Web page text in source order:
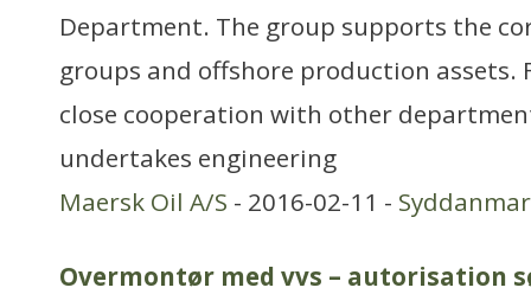
Department. The group supports the
groups and offshore production assets.
close cooperation with other
undertakes engineering
Maersk Oil A/S - 2016-02-11 -
Overmontør med vvs – autorisation